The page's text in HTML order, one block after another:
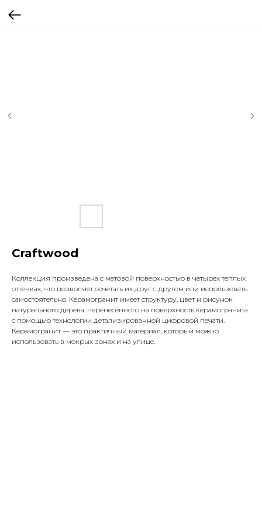
Craftwood
Коллекция произведена с матовой поверхностью в четырех теплых
оттенках, что позволяет сочетать их друг с другом или использовать
самостоятельно. Керамогранит имеет структуру, цвет и рисунок
натурального дерева, перенесённого на поверхность керамогранита
с помощью технологии детализированной цифровой печати.
Керамогранит — это практичный материал, который можно
использовать в мокрых зонах и на улице.